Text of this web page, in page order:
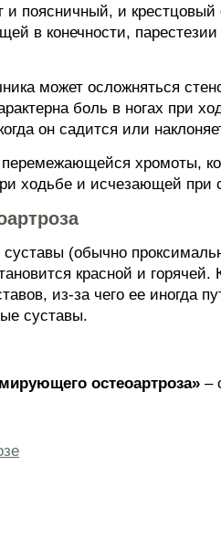
поясничный, и
в конечности,
может осложняться
боль в ногах при
он садится или
хромоты,
ходьбе и исчезающей при
(обычно
красной и горячей.
из-за чего ее иногда
суставы.
остеоартроза» –